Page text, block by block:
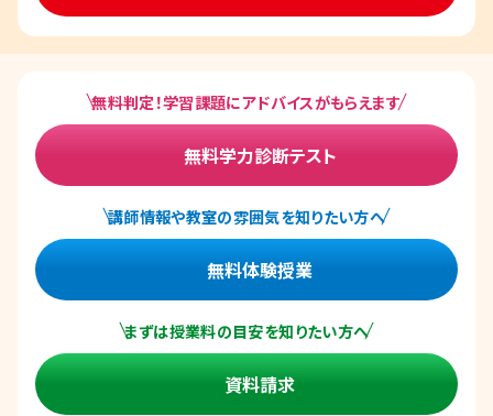
無料判定！学習課題にアドバイスがもらえます
無料学力診断テスト
講師情報や教室の雰囲気を知りたい方へ
無料体験授業
まずは授業料の目安を知りたい方へ
資料請求